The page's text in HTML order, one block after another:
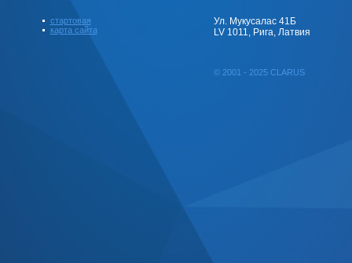
стартовая
карта сайта
Ул. Мукусалас 41Б
LV 1011, Рига, Латвия
© 2001 - 2025 CLARUS